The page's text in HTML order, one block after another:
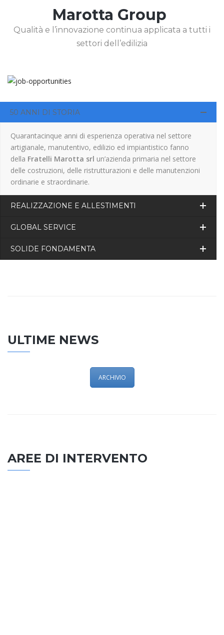
Marotta Group
Qualità e l’innovazione continua applicata a tutti i
settori dell’edilizia
50 ANNI DI STORIA
Quarantacinque anni di esperienza operativa nel settore
artigianale, manutentivo, edilizio ed impiantistico fanno
della Fratelli Marotta srl un’azienda primaria nel settore
delle costruzioni, delle ristrutturazioni e delle manutenzioni
ordinarie e straordinarie.
REALIZZAZIONE E ALLESTIMENTI
GLOBAL SERVICE
SOLIDE FONDAMENTA
ULTIME NEWS
ARCHIVIO
AREE DI INTERVENTO